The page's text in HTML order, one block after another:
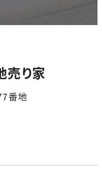
売り家
番地